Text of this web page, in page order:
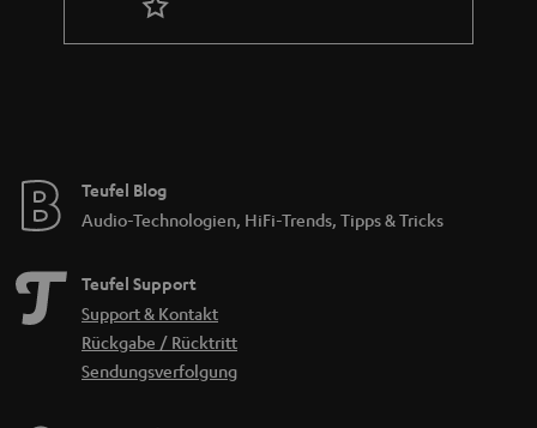
Teufel Blog
Audio-Technologien, HiFi-Trends, Tipps & Tricks
Teufel Support
Support & Kontakt
Rückgabe / Rücktritt
Sendungsverfolgung